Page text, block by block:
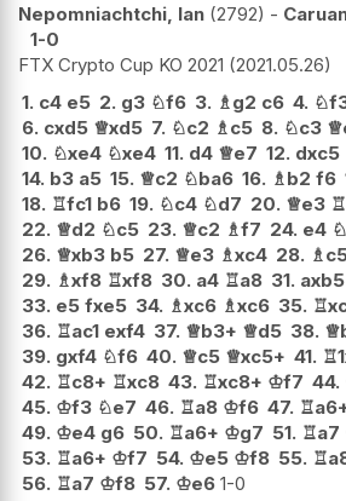
Nepomniachtchi, Ian 2792 -
1-0
FTX Crypto Cup KO 2021 2021.05.26
1. c4 e5 2. g3 ♘f6 3. ♗g2 c6 4. ♘
6. cxd5 ♕xd5 7. ♘c2 ♗c5 8. ♘c3 ♕
10. ♘xe4 ♘xe4 11. d4 ♕e7 12. dxc5
14. b3 a5 15. ♕c2 ♘ba6 16. ♗b2 f6
18. ♖fc1 b6 19. ♘c4 ♘d7 20. ♕e3 ♖
22. ♕d2 ♘c5 23. ♕c2 ♗f7 24. e4 ♘
26. ♕xb3 b5 27. ♕e3 ♗xc4 28. ♗
29. ♗xf8 ♖xf8 30. a4 ♖a8 31. axb5
33. e5 fxe5 34. ♗xc6 ♗xc6 35. ♖
36. ♖ac1 exf4 37. ♕b3+ ♕d5 38. ♕
39. gxf4 ♘f6 40. ♕c5 ♕xc5+ 41. ♖
42. ♖c8+ ♖xc8 43. ♖xc8+ ♔f7 44.
45. ♔f3 ♘e7 46. ♖a8 ♔f6 47. ♖
49. ♔e4 g6 50. ♖a6+ ♔g7 51. ♖a7
53. ♖a6+ ♔f7 54. ♔e5 ♔f8 55. ♖
56. ♖a7 ♔f8 57. ♔e6 1-0